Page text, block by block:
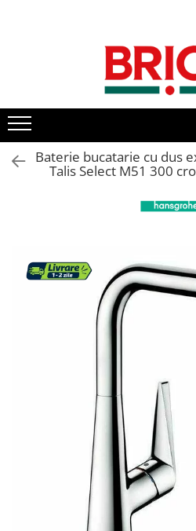
Toate Produsele
Baterii bucatarie
Baterii bideu si dus igienic
Sisteme de dus
Sisteme de dus incastrate
Brate si palarii dus
Rigole si scurgere dus
Baterie bucatarie cu dus
Talis Select M51 300